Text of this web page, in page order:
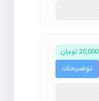
20,000 تومان
توضیحات